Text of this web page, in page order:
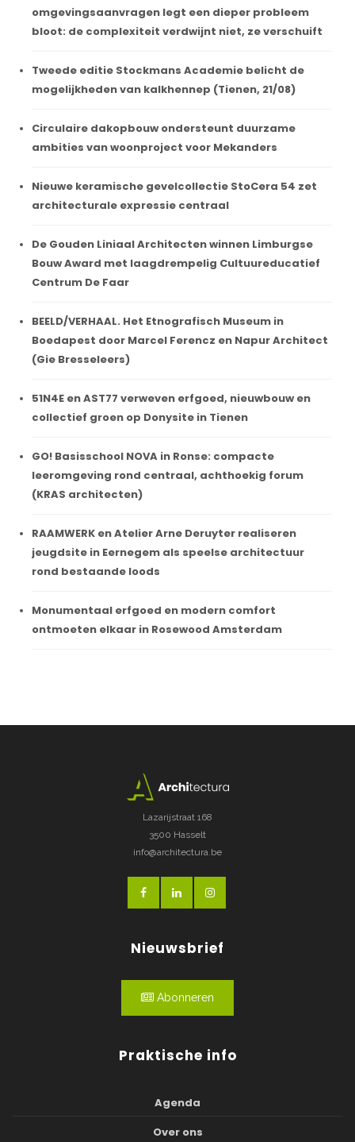
omgevingsaanvragen legt een dieper probleem
bloot: de complexiteit verdwijnt niet, ze verschuift
Tweede editie Stockmans Academie belicht de
mogelijkheden van kalkhennep (Tienen, 21/08)
Circulaire dakopbouw ondersteunt duurzame
ambities van woonproject voor Mekanders
Nieuwe keramische gevelcollectie StoCera 54 zet
architecturale expressie centraal
De Gouden Liniaal Architecten winnen Limburgse
Bouw Award met laagdrempelig Cultuureducatief
Centrum De Faar
BEELD/VERHAAL. Het Etnografisch Museum in
Boedapest door Marcel Ferencz en Napur Architect
(Gie Bresseleers)
51N4E en AST77 verweven erfgoed, nieuwbouw en
collectief groen op Donysite in Tienen
GO! Basisschool NOVA in Ronse: compacte
leeromgeving rond centraal, achthoekig forum
(KRAS architecten)
RAAMWERK en Atelier Arne Deruyter realiseren
jeugdsite in Eernegem als speelse architectuur
rond bestaande loods
Monumentaal erfgoed en modern comfort
ontmoeten elkaar in Rosewood Amsterdam
Lazarijstraat 168
3500 Hasselt
info@architectura.be
Nieuwsbrief
Abonneren
Praktische info
Agenda
Over ons